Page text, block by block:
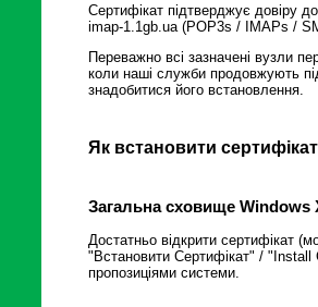
Сертифікат підтверджує довіру
imap-1.1gb.ua (POP3s / IMAPs /
Переважно всі зазначені вузли
коли наші служби продовжують
знадобитися його встановлення.
Як встановити сертифікат
Загальна сховище Windows
Достатньо відкрити сертифікат
"Встановити Сертифікат" / "Install
пропозиціями системи.